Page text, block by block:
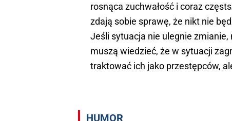
rosnąca zuchwałość i coraz
zdają sobie sprawę, że nikt nie
Jeśli sytuacja nie ulegnie
muszą wiedzieć, że w sytuacji
traktować ich jako przestępców,
HUMOR